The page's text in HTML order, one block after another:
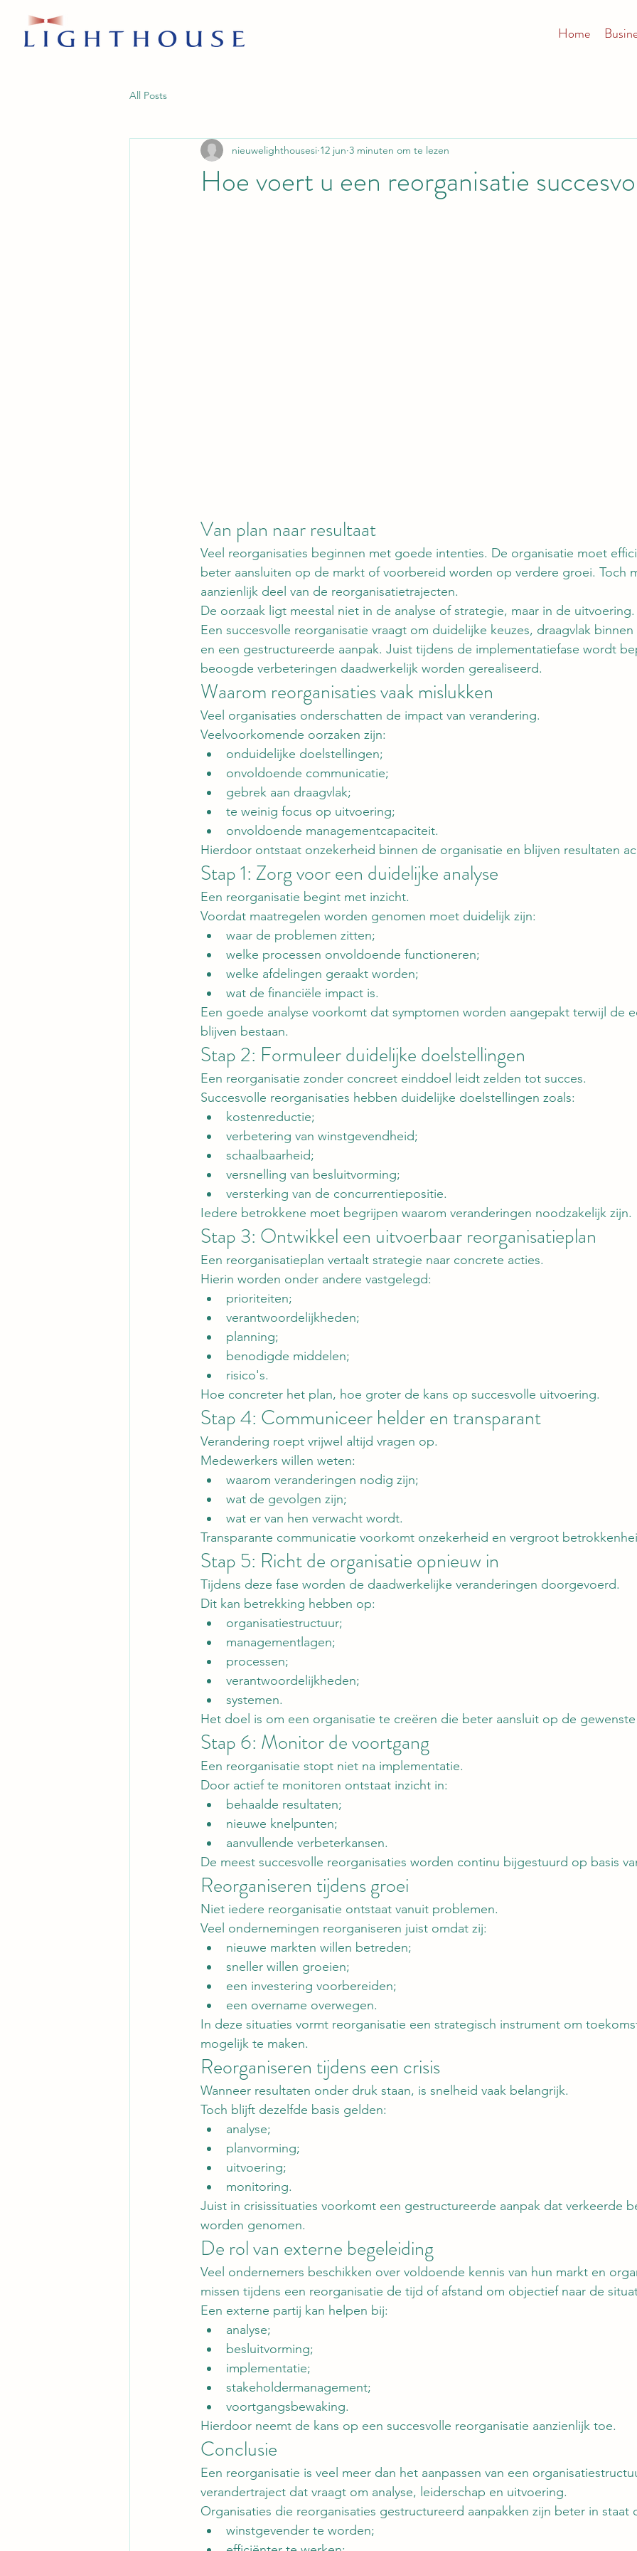
Home
All Posts
Hoe voert u een reorganisatie
nieuwelighthousesi 12 jun 3 minuten om te lezen
Van plan naar resultaat
Veel reorganisaties beginnen met goede intenties. De organisatie moet
beter aansluiten op de markt of voorbereid worden op verdere groei. Toch
aanzienlijk deel van de reorganisatietrajecten.
De oorzaak ligt meestal niet in de analyse of strategie, maar in de uitvoering.
Een succesvolle reorganisatie vraagt om duidelijke keuzes, draagvlak
en een gestructureerde aanpak. Juist tijdens de implementatiefase wordt
beoogde verbeteringen daadwerkelijk worden gerealiseerd.
Waarom reorganisaties vaak mislukken
Veel organisaties onderschatten de impact van verandering.
Veelvoorkomende oorzaken zijn:
onduidelijke doelstellingen;
onvoldoende communicatie;
gebrek aan draagvlak;
te weinig focus op uitvoering;
onvoldoende managementcapaciteit.
Hierdoor ontstaat onzekerheid binnen de organisatie en blijven resultaten
Stap 1: Zorg voor een duidelijke analyse
Een reorganisatie begint met inzicht.
Voordat maatregelen worden genomen moet duidelijk zijn:
waar de problemen zitten;
welke processen onvoldoende functioneren;
welke afdelingen geraakt worden;
wat de financiële impact is.
Een goede analyse voorkomt dat symptomen worden aangepakt terwijl de
blijven bestaan.
Stap 2: Formuleer duidelijke doelstellingen
Een reorganisatie zonder concreet einddoel leidt zelden tot succes.
Succesvolle reorganisaties hebben duidelijke doelstellingen zoals:
kostenreductie;
verbetering van winstgevendheid;
schaalbaarheid;
versnelling van besluitvorming;
versterking van de concurrentiepositie.
Iedere betrokkene moet begrijpen waarom veranderingen noodzakelijk zijn.
Stap 3: Ontwikkel een uitvoerbaar reorganisatieplan
Een reorganisatieplan vertaalt strategie naar concrete acties.
Hierin worden onder andere vastgelegd:
prioriteiten;
verantwoordelijkheden;
planning;
benodigde middelen;
risico's.
Hoe concreter het plan, hoe groter de kans op succesvolle uitvoering.
Stap 4: Communiceer helder en transparant
Verandering roept vrijwel altijd vragen op.
Medewerkers willen weten:
waarom veranderingen nodig zijn;
wat de gevolgen zijn;
wat er van hen verwacht wordt.
Transparante communicatie voorkomt onzekerheid en vergroot
Stap 5: Richt de organisatie opnieuw in
Tijdens deze fase worden de daadwerkelijke veranderingen doorgevoerd.
Dit kan betrekking hebben op:
organisatiestructuur;
managementlagen;
processen;
verantwoordelijkheden;
systemen.
Het doel is om een organisatie te creëren die beter aansluit op de
Stap 6: Monitor de voortgang
Een reorganisatie stopt niet na implementatie.
Door actief te monitoren ontstaat inzicht in:
behaalde resultaten;
nieuwe knelpunten;
aanvullende verbeterkansen.
De meest succesvolle reorganisaties worden continu bijgestuurd op basis
Reorganiseren tijdens groei
Niet iedere reorganisatie ontstaat vanuit problemen.
Veel ondernemingen reorganiseren juist omdat zij:
nieuwe markten willen betreden;
sneller willen groeien;
een investering voorbereiden;
een overname overwegen.
In deze situaties vormt reorganisatie een strategisch instrument om
mogelijk te maken.
Reorganiseren tijdens een crisis
Wanneer resultaten onder druk staan, is snelheid vaak belangrijk.
Toch blijft dezelfde basis gelden:
analyse;
planvorming;
uitvoering;
monitoring.
Juist in crisissituaties voorkomt een gestructureerde aanpak dat verkeerde
worden genomen.
De rol van externe begeleiding
Veel ondernemers beschikken over voldoende kennis van hun markt en
missen tijdens een reorganisatie de tijd of afstand om objectief naar de
Een externe partij kan helpen bij:
analyse;
besluitvorming;
implementatie;
stakeholdermanagement;
voortgangsbewaking.
Hierdoor neemt de kans op een succesvolle reorganisatie aanzienlijk toe.
Conclusie
Een reorganisatie is veel meer dan het aanpassen van een
verandertraject dat vraagt om analyse, leiderschap en uitvoering.
Organisaties die reorganisaties gestructureerd aanpakken zijn beter in staat
winstgevender te worden;